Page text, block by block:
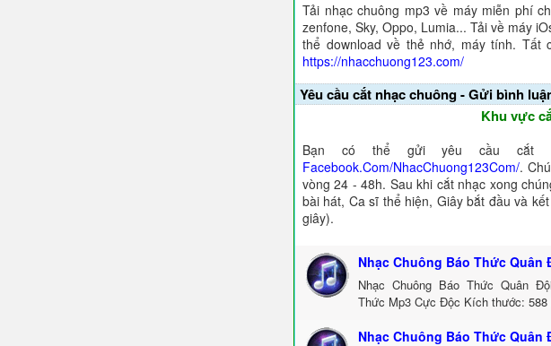
Tải nhạc chuông mp3 về máy miễn phí
zenfone, Sky, Oppo, Lumia... Tải về máy
thể download về thẻ nhớ, máy tính. Tất
https://nhacchuong123.com/
Yêu cầu cắt nhạc chuông - Gửi bình
Khu vực
Bạn có thể gửi yêu cầu cắt
Facebook.Com/NhacChuong123Com/.
vòng 24 - 48h. Sau khi cắt nhạc xong
bài hát, Ca sĩ thể hiện, Giây bắt đầu và
giây).
Nhạc Chuông Báo Thức Quân
Nhạc Chuông Báo Thức Quân
Thức Mp3 Cực Độc Kích thước:
Nhạc Chuông Báo Thức Quân